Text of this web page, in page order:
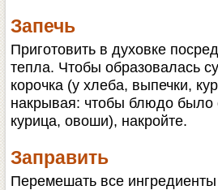
Запечь
Приготовить в духовке
тепла. Чтобы образовалась
корочка (у хлеба, выпечки,
накрывая: чтобы блюдо было
курица, овоши), накройте.
Заправить
Перемешать все